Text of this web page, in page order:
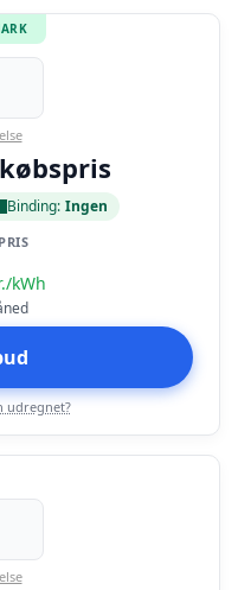
Binding: Ingen
kWh
udregnet?